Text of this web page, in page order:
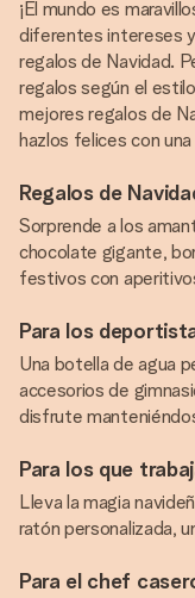
¡El mundo es
diferentes intereses
regalos de Navidad.
regalos según el
mejores regalos de
hazlos felices con
Regalos de
Sorprende a los
chocolate gigante,
festivos con
Para los
Una botella de agua
accesorios de
disfrute
Para los que
Lleva la magia
ratón personalizada,
Para el chef